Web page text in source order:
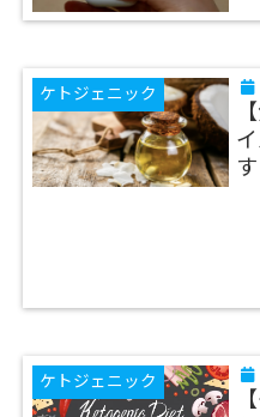
ケトジェニック
す
ケトジェニック